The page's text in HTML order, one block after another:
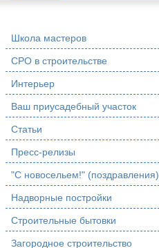
Школа мастеров
СРО в строительстве
Интерьер
Ваш приусадебный участок
Статьи
Пресс-релизы
"С новосельем!" (поздравления)
Надворные постройки
Строительные бытовки
Загородное строительство